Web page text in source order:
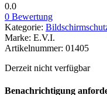
0.0
0 Bewertung
Kategorie:
Marke: E.V.I.
Artikelnummer: 01405
Derzeit nicht verfügbar
Benachrichtigung